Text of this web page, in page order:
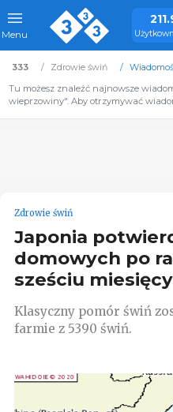
Menu
333 Zdrowie świń
Tu możesz znaleźć najnowsze
wieprzowiny". Aby otrzymywać
Zdrowie świń
Japonia
domowych po
sześciu miesięcy
Klasyczny pomór świń
farmie z 5390 świń.